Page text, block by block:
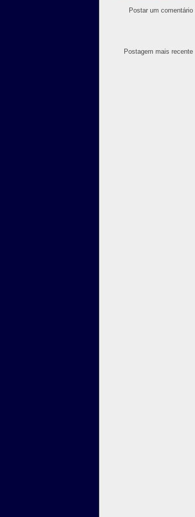
Postar um comentário
Postagem mais recente